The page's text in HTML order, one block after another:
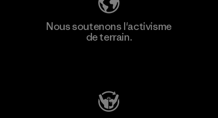
Nous soutenons l'activisme
de terrain.